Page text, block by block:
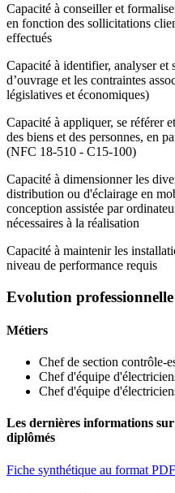
Capacité à conseiller et
en fonction des sollicitations
effectués
Capacité à identifier, analyser et
d’ouvrage et les contraintes
législatives et économiques)
Capacité à appliquer, se référer
des biens et des personnes, en
(NFC 18-510 - C15-100)
Capacité à dimensionner les
distribution ou d'éclairage en
conception assistée par
nécessaires à la réalisation
Capacité à maintenir les
niveau de performance requis
Evolution
Métiers
Chef de section contrôle-
Chef d'équipe
Chef d'équipe
Les dernières informations
diplômés
Fiche synthétique au format PDF